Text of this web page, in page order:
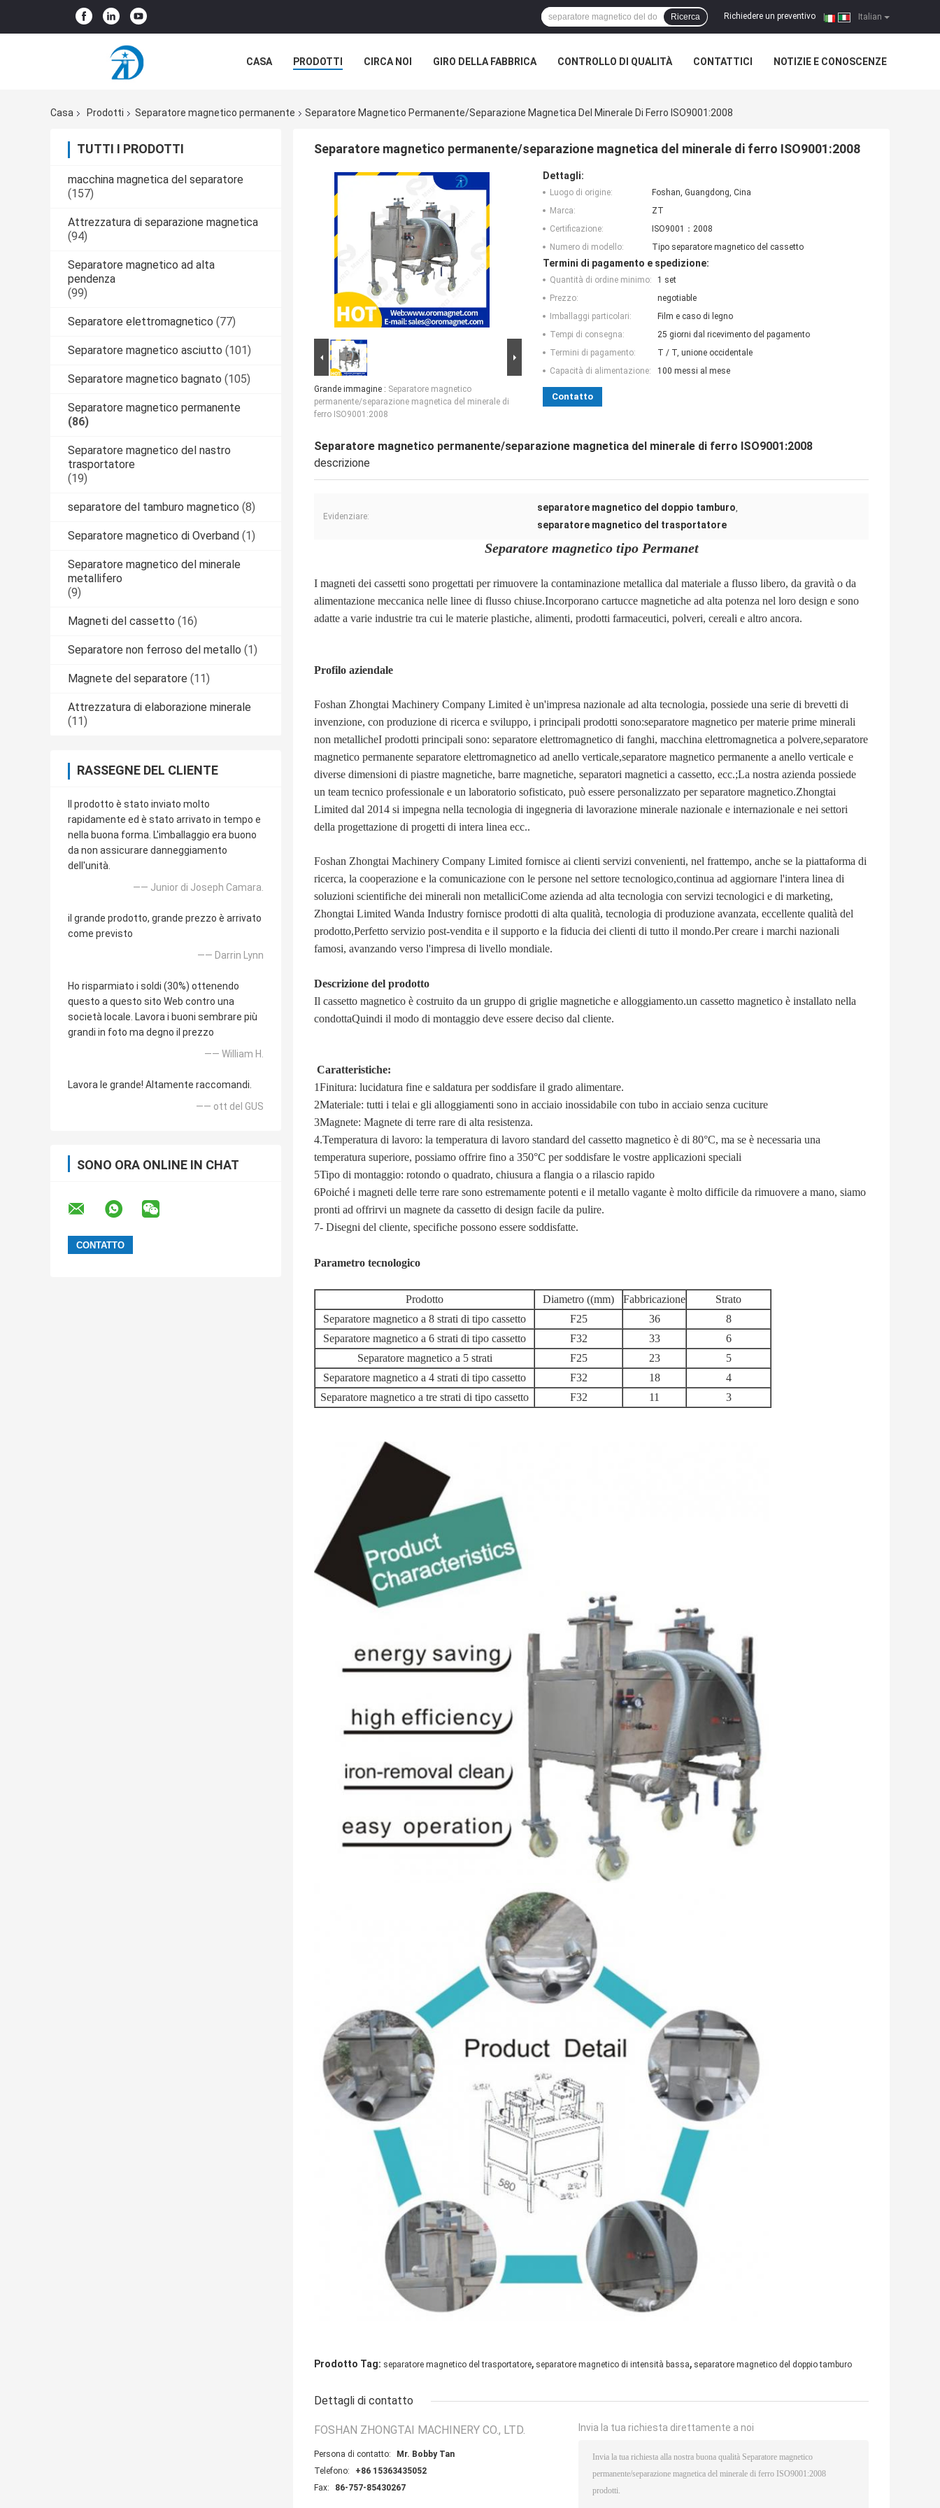
Italian
Richiedere un preventivo |
Ricerca
CASA PRODOTTI CIRCA NOI GIRO DELLA FABBRICA CONTROLLO DI QUALITÀ CONTATTICI NOTIZIE E CONOSCENZE
Casa
Prodotti Separatore magnetico permanente Separatore Magnetico Permanente/separazione Magnetica Del Minerale Di Ferro ISO9001:2008
TUTTI I PRODOTTI
macchina magnetica del separatore
(157)
Attrezzatura di separazione magnetica
(94)
Separatore magnetico ad alta
pendenza
(99)
Separatore elettromagnetico (77)
Separatore magnetico asciutto (101)
Separatore magnetico bagnato (105)
Separatore magnetico permanente
(86)
Separatore magnetico del nastro
trasportatore
(19)
separatore del tamburo magnetico (8)
Separatore magnetico di Overband (1)
Separatore magnetico del minerale
metallifero
(9)
Magneti del cassetto (16)
Separatore non ferroso del metallo (1)
Magnete del separatore (11)
Attrezzatura di elaborazione minerale
(11)
RASSEGNE DEL CLIENTE
Il prodotto è stato inviato molto
rapidamente ed è stato arrivato in tempo e
nella buona forma. L'imballaggio era buono
da non assicurare danneggiamento
dell'unità.
—— Junior di Joseph Camara.
il grande prodotto, grande prezzo è arrivato
come previsto
—— Darrin Lynn
Ho risparmiato i soldi (30%) ottenendo
questo a questo sito Web contro una
società locale. Lavora i buoni sembrare più
grandi in foto ma degno il prezzo
—— William H.
Lavora le grande! Altamente raccomandi.
—— ott del GUS
SONO ORA ONLINE IN CHAT
Separatore magnetico permanente/separazione magnetica del minerale di ferro ISO9001:2008
Grande immagine : Separatore magnetico
permanente/separazione magnetica del minerale di
ferro ISO9001:2008
Dettagli:
Luogo di origine:
Foshan, Guangdong, Cina
Marca:
ZT
Certificazione:
ISO9001：2008
Numero di modello:
Tipo separatore magnetico del cassetto
Termini di pagamento e spedizione:
Quantità di ordine minimo:
1 set
Prezzo:
negotiable
Imballaggi particolari:
Film e caso di legno
Tempi di consegna:
25 giorni dal ricevimento del pagamento
Termini di pagamento:
T / T, unione occidentale
Capacità di alimentazione:
100 messi al mese
Contatto
Separatore magnetico permanente/separazione magnetica del minerale di ferro ISO9001:2008
descrizione
Evidenziare:
separatore magnetico del doppio tamburo,
separatore magnetico del trasportatore
Separatore magnetico tipo Permanet
I magneti dei cassetti sono progettati per rimuovere la contaminazione metallica dal materiale a flusso libero, da gravità o da
alimentazione meccanica nelle linee di flusso chiuse.Incorporano cartucce magnetiche ad alta potenza nel loro design e sono
adatte a varie industrie tra cui le materie plastiche, alimenti, prodotti farmaceutici, polveri, cereali e altro ancora.
Profilo aziendale
Foshan Zhongtai Machinery Company Limited è un'impresa nazionale ad alta tecnologia, possiede una serie di brevetti di
invenzione, con produzione di ricerca e sviluppo, i principali prodotti sono:separatore magnetico per materie prime minerali
non metallicheI prodotti principali sono: separatore elettromagnetico di fanghi, macchina elettromagnetica a polvere,separatore
magnetico permanente separatore elettromagnetico ad anello verticale,separatore magnetico permanente a anello verticale e
diverse dimensioni di piastre magnetiche, barre magnetiche, separatori magnetici a cassetto, ecc.;La nostra azienda possiede
un team tecnico professionale e un laboratorio sofisticato, può essere personalizzato per separatore magnetico.Zhongtai
Limited dal 2014 si impegna nella tecnologia di ingegneria di lavorazione minerale nazionale e internazionale e nei settori
della progettazione di progetti di intera linea ecc..
Foshan Zhongtai Machinery Company Limited fornisce ai clienti servizi convenienti, nel frattempo, anche se la piattaforma di
ricerca, la cooperazione e la comunicazione con le persone nel settore tecnologico,continua ad aggiornare l'intera linea di
soluzioni scientifiche dei minerali non metalliciCome azienda ad alta tecnologia con servizi tecnologici e di marketing,
Zhongtai Limited Wanda Industry fornisce prodotti di alta qualità, tecnologia di produzione avanzata, eccellente qualità del
prodotto,Perfetto servizio post-vendita e il supporto e la fiducia dei clienti di tutto il mondo.Per creare i marchi nazionali
famosi, avanzando verso l'impresa di livello mondiale.
Descrizione del prodotto
Il cassetto magnetico è costruito da un gruppo di griglie magnetiche e alloggiamento.un cassetto magnetico è installato nella
condottaQuindi il modo di montaggio deve essere deciso dal cliente.
Caratteristiche:
1Finitura: lucidatura fine e saldatura per soddisfare il grado alimentare.
2Materiale: tutti i telai e gli alloggiamenti sono in acciaio inossidabile con tubo in acciaio senza cuciture
3Magnete: Magnete di terre rare di alta resistenza.
4.Temperatura di lavoro: la temperatura di lavoro standard del cassetto magnetico è di 80°C, ma se è necessaria una
temperatura superiore, possiamo offrire fino a 350°C per soddisfare le vostre applicazioni speciali
5Tipo di montaggio: rotondo o quadrato, chiusura a flangia o a rilascio rapido
6Poiché i magneti delle terre rare sono estremamente potenti e il metallo vagante è molto difficile da rimuovere a mano, siamo
pronti ad offrirvi un magnete da cassetto di design facile da pulire.
7- Disegni del cliente, specifiche possono essere soddisfatte.
Parametro tecnologico
Prodotto Diametro ((mm) Fabbricazione
Strato
Separatore magnetico a 8 strati di tipo cassetto
F25 36
8
Separatore magnetico a 6 strati di tipo cassetto
F32 33
6
Separatore magnetico a 5 strati
F25 23
5
Separatore magnetico a 4 strati di tipo cassetto
F32 18
4
Separatore magnetico a tre strati di tipo cassetto
F32 11 3
Prodotto Tag: separatore magnetico del trasportatore, separatore magnetico di intensità bassa, separatore magnetico del doppio tamburo
Dettagli di contatto
FOSHAN ZHONGTAI MACHINERY CO., LTD.
Persona di contatto:
Mr. Bobby Tan
Telefono:
+86 15363435052
Fax:
86-757-85430267
Invia la tua richiesta direttamente a noi